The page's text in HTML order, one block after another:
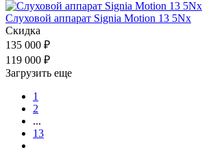
Слуховой аппарат Signia Motion 13 5Nx
Скидка
135 000 ₽
119 000 ₽
Загрузить еще
1
2
...
13